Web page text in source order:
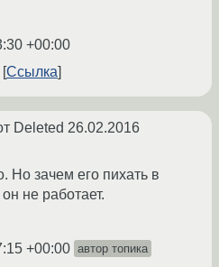
+00:00
Ссылка
Deleted 26.02.2016
Но зачем его пихать в
не работает.
+00:00 автор топика